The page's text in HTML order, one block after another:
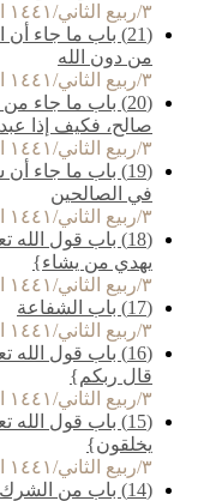
٣/ربيع الثاني/١٤٤١ الموافق ٣٠/نوفمبر/٢٠١٩
(21) باب ما جاء
من دون الله
٣/ربيع الثاني/١٤٤١ الموافق ٣٠/نوفمبر/٢٠١٩
(20) باب ما جاء
صالح، فكيف إذا
٣/ربيع الثاني/١٤٤١ الموافق ٣٠/نوفمبر/٢٠١٩
(19) باب ما جاء
في الصالحين
٣/ربيع الثاني/١٤٤١ الموافق ٣٠/نوفمبر/٢٠١٩
(18) باب قول
يهدي من يشاء}
٣/ربيع الثاني/١٤٤١ الموافق ٣٠/نوفمبر/٢٠١٩
(17) باب الشفاعة
٣/ربيع الثاني/١٤٤١ الموافق ٣٠/نوفمبر/٢٠١٩
(16) باب قول
قال ربكم}
٣/ربيع الثاني/١٤٤١ الموافق ٣٠/نوفمبر/٢٠١٩
(15) باب قول
يخلقون}
٣/ربيع الثاني/١٤٤١ الموافق ٣٠/نوفمبر/٢٠١٩
(14) باب من الشرك أن يستغيث بغير الله أو يدعو غيره